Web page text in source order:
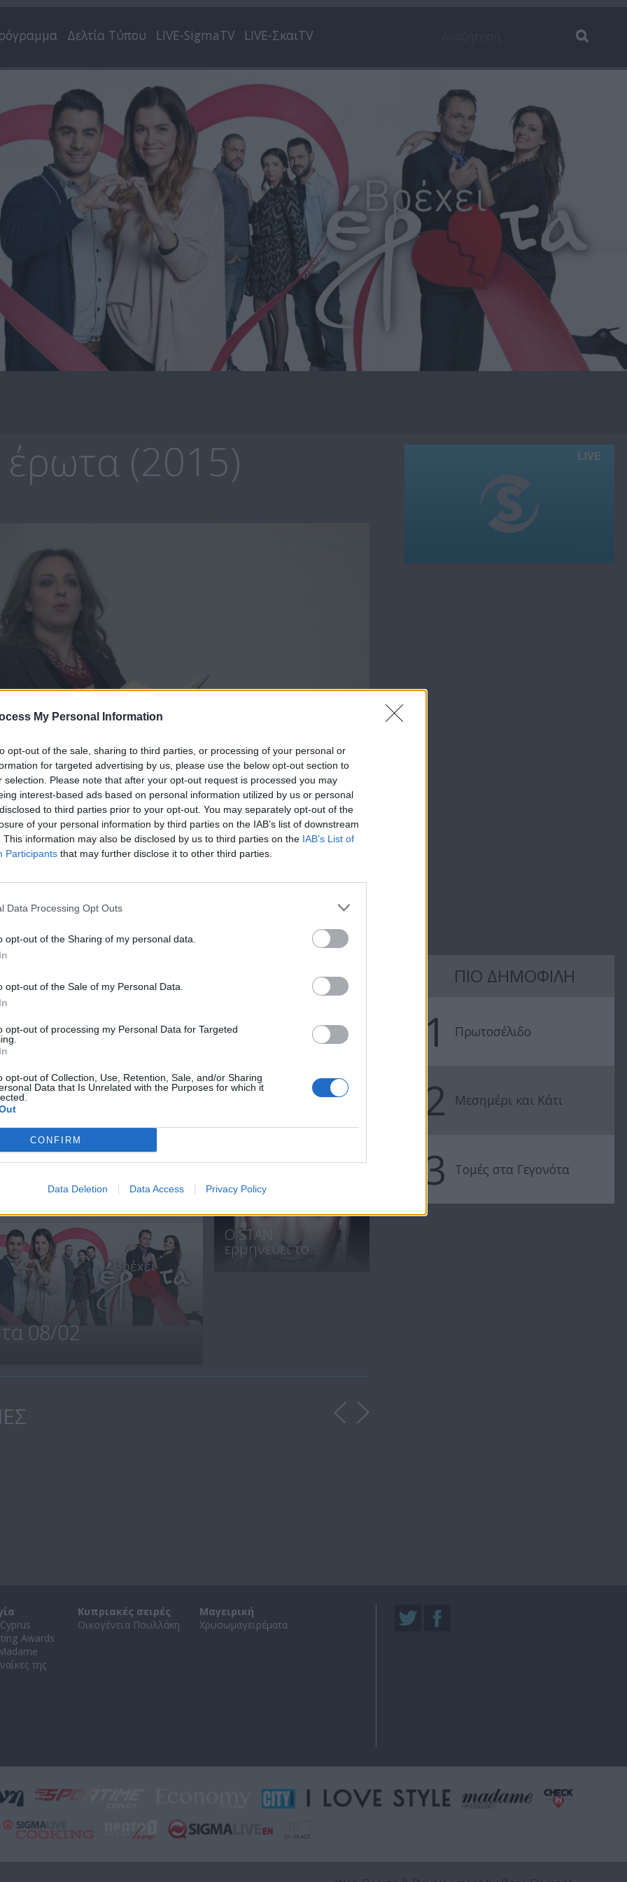
My Personal Information
opt-out of the sale, sharing to third parties, or processing of your personal or
for targeted advertising by us, please use the below opt-out section to
selection. Please note that after your opt-out request is processed you may
interest-based ads based on personal information utilized by us or personal
to third parties prior to your opt-out. You may separately opt-out of the
of your personal information by third parties on the IAB’s list of downstream
This information may also be disclosed by us to third parties on the IAB’s List of
Participants that may further disclose it to other third parties.
Data Processing Opt Outs
opt-out of the Sharing of my personal data.
opt-out of the Sale of my Personal Data.
opt-out of processing my Personal Data for Targeted
opt-out of Collection, Use, Retention, Sale, and/or Sharing
Data that Is Unrelated with the Purposes for which it
CONFIRM
Data Deletion Data Access Privacy Policy
Δελτία Τύπου LIVE-SigmaTV LIVE-ΣκαιTV
έρωτα (2015)
επ.22
να βρει δουλειά. Ξαναβγαίνουν στην επιφάνεια οι διαφορές
Χάμπου. Η Στέλλα παρεξηγεί τον Αχμέτ και πιστεύει ότι την
ραντεβού με τον πατέρα μιας μαθήτριάς της τον Γιάννη. Ο
διεκδικήσει δυναμικά την Μαρία. Ο Πάμπος του προσφέρει μια
αποφασίζει να κάνει τραπέζι στους γονείς της Έλενας για να
για το γάμο.
Βρέχει έρωτα
επ.24
Βρέχει έρωτα
επ.23
επ.20
08/02
Ο STAN
ερμηνεύει το...
ΠΙΟ ΔΗΜΟΦΙΛΗ
1 Πρωτοσέλιδο
2 Μεσημέρι και Κάτι
3 Τομές στα Γεγονότα
Awards
της
Κυπριακές σειρές
Οικογένεια Πουλλάκη
Μαγειρική
Χρυσωμαγειρέματα